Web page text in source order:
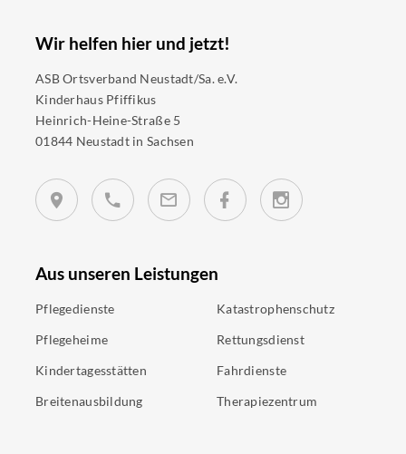
Wir helfen hier und jetzt!
ASB Ortsverband Neustadt/Sa. e.V.
Kinderhaus Pfiffikus
Heinrich-Heine-Straße 5
01844 Neustadt in Sachsen
Aus unseren Leistungen
Pflegedienste
Pflegeheime
Kindertagesstätten
Breitenausbildung
Katastrophenschutz
Rettungsdienst
Fahrdienste
Therapiezentrum